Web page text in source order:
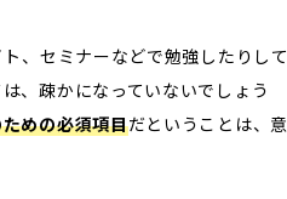
、セミナーなどで勉強したりして
、疎かになっていないでしょう
めの必須項目だということは、意